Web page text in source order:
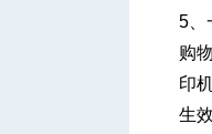
5、
购
印
生效